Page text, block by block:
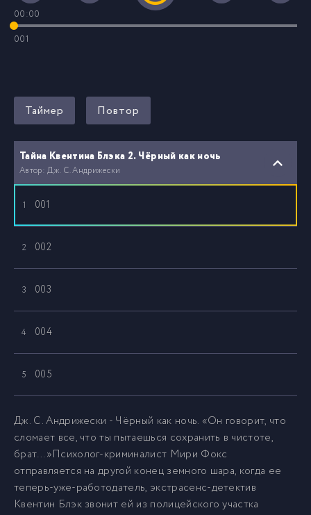
00:00
001
Таймер Повтор
Тайна Квентина Блэка 2. Чёрный как ночь
Автор: Дж. С. Андрижески
1 001
2 002
3 003
4 004
5 005
Дж. С. Андрижески - Чёрный как ночь. «Он говорит, что
сломает все, что ты пытаешься сохранить в чистоте,
брат…»Психолог-криминалист Мири Фокс
отправляется на другой конец земного шара, когда ее
теперь-уже-работодатель, экстрасенс-детектив
Квентин Блэк звонит ей из полицейского участка